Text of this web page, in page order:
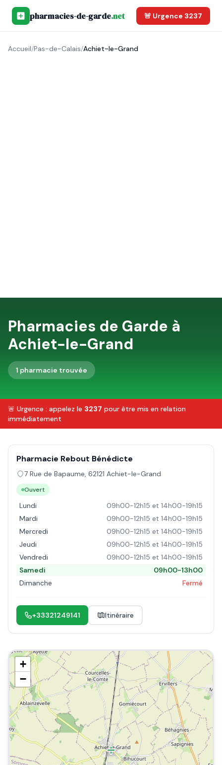
pharmacies-de-garde.net 🚨 Urgence 3237
Accueil/Pas-de-Calais/Achiet-le-Grand
Pharmacies de Garde à
Achiet-le-Grand
1 pharmacie trouvée
🚨 Urgence : appelez le 3237 pour être mis en relation
immédiatement
Pharmacie Rebout Bénédicte
7 Rue de Bapaume, 62121 Achiet-le-Grand
Ouvert
Lundi
09h00-12h15 et 14h00-19h15
Mardi
09h00-12h15 et 14h00-19h15
Mercredi
09h00-12h15 et 14h00-19h15
Jeudi
09h00-12h15 et 14h00-19h15
Vendredi
09h00-12h15 et 14h00-19h15
Samedi
09h00-13h00
Dimanche
Fermé
+33321249141 Itinéraire
+
−